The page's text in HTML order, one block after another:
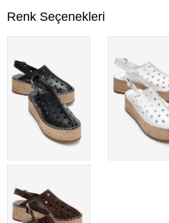
Renk Seçenekleri